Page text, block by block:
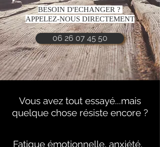
BESOIN D'ECHANGER ?
APPELEZ-NOUS DIRECTEMENT
06 26 07 45 50
Vous avez tout essayé...mais
quelque chose résiste encore ?
Fatigue émotionnelle, anxiété,